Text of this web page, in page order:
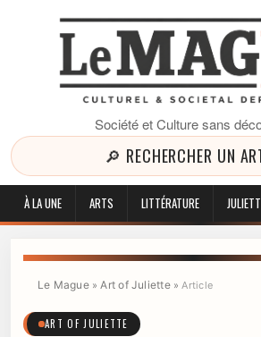
Société et Culture sans
🔎 RECHERCHER UN
À LA UNE ARTS LITTÉRATURE
Le Mague»Art of Juliette »Article
ART OF JULIETTE